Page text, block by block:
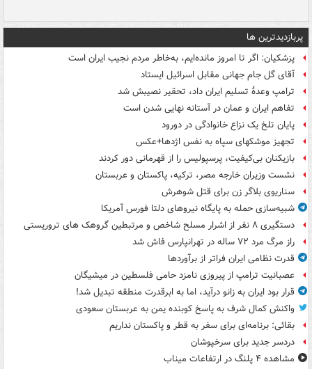
پربازدیدترین ها
پزشکیان: اگر تا امروز مانده‌ایم، به‌خاطر مردم نجیب ایران است
آقای گل جام جهانی مقابل اسرائیل ایستاد
ترامپ وعدۀ تسلیم ایران داد، تحقیر نصیبش شد
تفاهم ایران و عمان در آستانه نهایی شدن است
پایان تلخ یک نزاع خانوادگی در دورود
تجهیز موشکهای سپاه به نفس اژدها+عکس
بازیکنان بی‌کیفیت، پرسپولیس را از قهرمانی دور کردند
نشست وزیران خارجه مصر، ترکیه، پاکستان و عربستان
سناریوی بلاگر زن برای قتل شوهرش
شبیه‌سازی حمله به پایگاه نیروهای دلتا فورس آمریکا
دستگیری ۸ نفر از اشرار مسلح شاخص و مرتبطین گروهک های تروریستی
راز مرگ مرد ۷۲ ساله در تهرانپارس فاش شد
قدرت نظامی ایران فراتر از برآوردها
عصبانیت ترامپ از پیروزی نامزد حامی فلسطین در میشیگان
قرار بود ایران به زانو درآید، اما به ابرقدرت منطقه تبدیل شد!
واکنش کمال شرف به پاسخ کوبنده یمن به عربستان سعودی
بقائی: برنامه‌ای برای سفر به قطر و پاکستان نداریم
دردسر جدید برای سرخپوشان
مشاهده ۴ پلنگ در ارتفاعات میناب